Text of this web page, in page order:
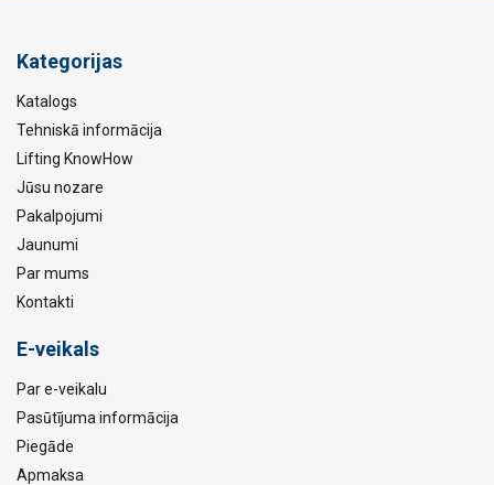
Kategorijas
Katalogs
Tehniskā informācija
Lifting KnowHow
Jūsu nozare
Pakalpojumi
Jaunumi
Par mums
Kontakti
E-veikals
Par e-veikalu
Pasūtījuma informācija
Piegāde
Apmaksa